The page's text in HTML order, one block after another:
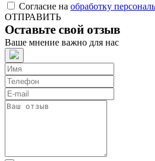
Согласие на обработку
ОТПРАВИТЬ
Оставьте свой отзыв
Ваше мнение важно для нас